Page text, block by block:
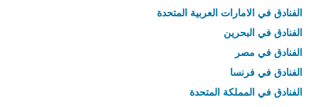
الفنادق في الامارات العربية المتحدة
الفنادق في البحرين
الفنادق في مصر
الفنادق في فرنسا
الفنادق في المملكة المتحدة